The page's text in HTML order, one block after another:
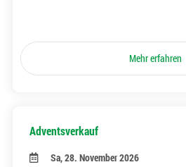
Mehr erfahren
Adventsverkauf
Sa, 28. November 2026